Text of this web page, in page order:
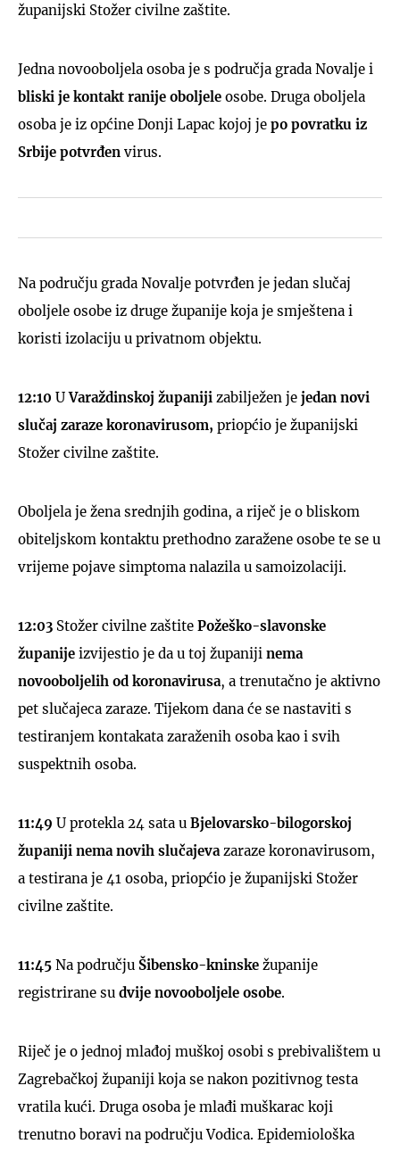
županijski Stožer civilne zaštite.
Jedna novooboljela osoba je s područja grada Novalje i
bliski je kontakt ranije oboljele osobe. Druga oboljela
osoba je iz općine Donji Lapac kojoj je po povratku iz
Srbije potvrđen virus.
Na području grada Novalje potvrđen je jedan slučaj
oboljele osobe iz druge županije koja je smještena i
koristi izolaciju u privatnom objektu.
12:10 UVaraždinskoj županiji zabilježen je jedan novi
slučaj zaraze koronavirusom, priopćio je županijski
Stožer civilne zaštite.
Oboljela je žena srednjih godina, a riječ je o bliskom
obiteljskom kontaktu prethodno zaražene osobe te se u
vrijeme pojave simptoma nalazila u samoizolaciji.
12:03 Stožer civilne zaštite Požeško-slavonske
županije izvijestio je da u toj županiji nema
novooboljelih od koronavirusa, a trenutačno je aktivno
pet slučajeca zaraze. Tijekom dana će se nastaviti s
testiranjem kontakata zaraženih osoba kao i svih
suspektnih osoba.
11:49 U protekla 24 sata u Bjelovarsko-bilogorskoj
županiji nema novih slučajeva zaraze koronavirusom,
a testirana je 41 osoba, priopćio je županijski Stožer
civilne zaštite.
11:45 Na području Šibensko-kninske županije
registrirane su dvije novooboljele osobe.
Riječ je o jednoj mlađoj muškoj osobi s prebivalištem u
Zagrebačkoj županiji koja se nakon pozitivnog testa
vratila kući. Druga osoba je mlađi muškarac koji
trenutno boravi na području Vodica. Epidemiološka